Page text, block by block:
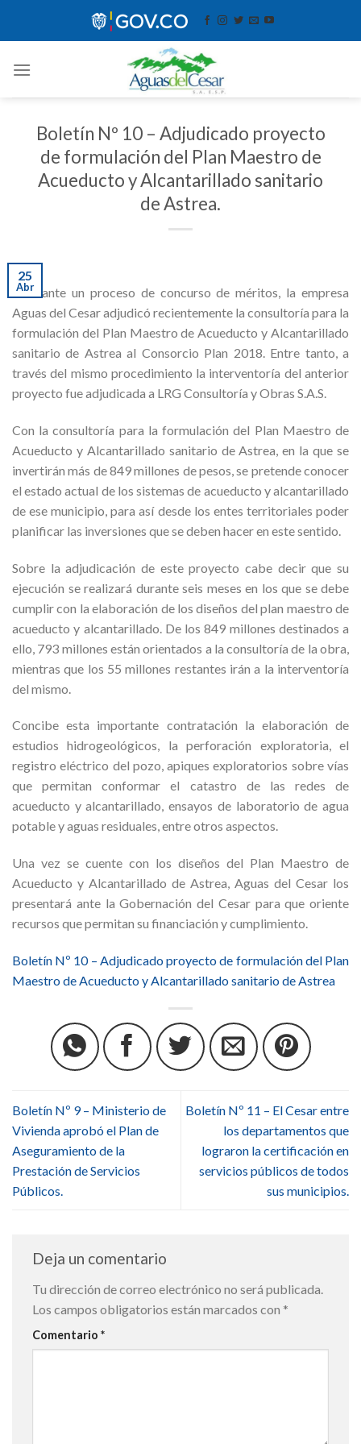
Boletín Nº 10 – Adjudicado proyecto
de formulación del Plan Maestro de
Acueducto y Alcantarillado sanitario
de Astrea.
25
Abr
Mediante un proceso de concurso de méritos, la empresa
Aguas del Cesar adjudicó recientemente la consultoría para la
formulación del Plan Maestro de Acueducto y Alcantarillado
sanitario de Astrea al Consorcio Plan 2018. Entre tanto, a
través del mismo procedimiento la interventoría del anterior
proyecto fue adjudicada a LRG Consultoría y Obras S.A.S.
Con la consultoría para la formulación del Plan Maestro de
Acueducto y Alcantarillado sanitario de Astrea, en la que se
invertirán más de 849 millones de pesos, se pretende conocer
el estado actual de los sistemas de acueducto y alcantarillado
de ese municipio, para así desde los entes territoriales poder
planificar las inversiones que se deben hacer en este sentido.
Sobre la adjudicación de este proyecto cabe decir que su
ejecución se realizará durante seis meses en los que se debe
cumplir con la elaboración de los diseños del plan maestro de
acueducto y alcantarillado. De los 849 millones destinados a
ello, 793 millones están orientados a la consultoría de la obra,
mientras que los 55 millones restantes irán a la interventoría
del mismo.
Concibe esta importante contratación la elaboración de
estudios hidrogeológicos, la perforación exploratoria, el
registro eléctrico del pozo, apiques exploratorios sobre vías
que permitan conformar el catastro de las redes de
acueducto y alcantarillado, ensayos de laboratorio de agua
potable y aguas residuales, entre otros aspectos.
Una vez se cuente con los diseños del Plan Maestro de
Acueducto y Alcantarillado de Astrea, Aguas del Cesar los
presentará ante la Gobernación del Cesar para que oriente
recursos que permitan su financiación y cumplimiento.
Boletín Nº 10 – Adjudicado proyecto de formulación del Plan
Maestro de Acueducto y Alcantarillado sanitario de Astrea
Boletín Nº 9 – Ministerio de
Vivienda aprobó el Plan de
Aseguramiento de la
Prestación de Servicios
Públicos.
Boletín Nº 11 – El Cesar entre
los departamentos que
lograron la certificación en
servicios públicos de todos
sus municipios.
Deja un comentario
Tu dirección de correo electrónico no será publicada.
Los campos obligatorios están marcados con *
Comentario *